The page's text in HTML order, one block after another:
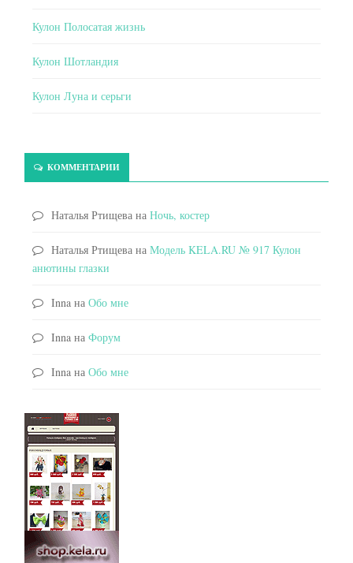
Кулон Полосатая жизнь
Кулон Шотландия
Кулон Луна и серьги
КОММЕНТАРИИ
Наталья Ртищева на Ночь, костер
Наталья Ртищева на Модель KELA.RU № 917 Кулон
анютины глазки
Inna на Обо мне
Inna на Форум
Inna на Обо мне